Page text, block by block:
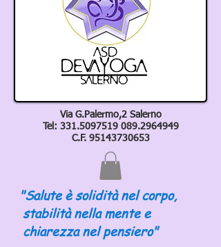
Via G.Palermo,2 Salerno
Tel: 331.5097519 089.2964949
C.F. 95143730653
"Salute è solidità nel corpo,
stabilità nella mente e
chiarezza nel pensiero"